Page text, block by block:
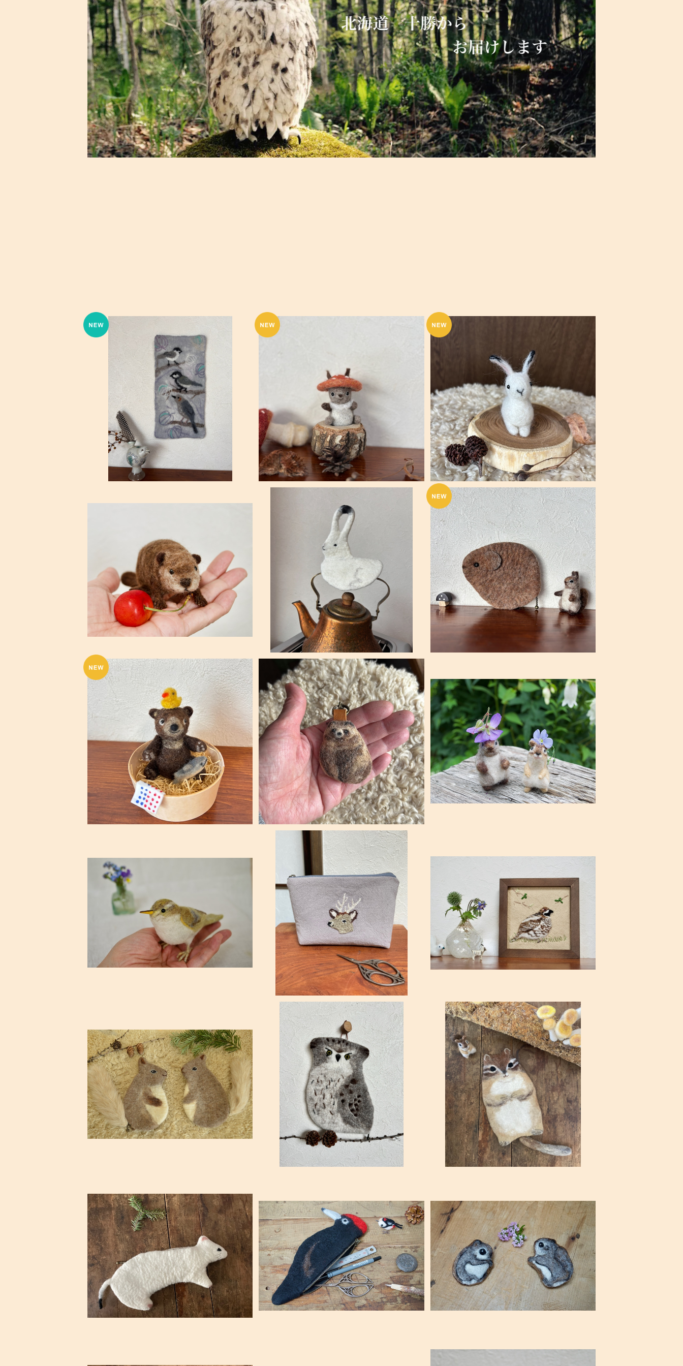
felt de 鳥たちのタペストリー
¥12,800
エゾリスさん、キノコかぶっちゃったよ！
¥8,800
羊毛フェルト・ちょこんとエゾユキウサギ
¥3,300
羊毛フェルト・ビーバーの赤ちゃん♪
¥14,300
Kさま専用カート/エゾユキウサギ の鍋つかみ
（・×・）冬ver.
¥3,300
SOLD OUT
北の森・エゾナキウサギポーチ
¥3,960
SOLD OUT
羊毛フェルト・「ぬくぬく・こぐま湯♨️ 」
¥11,000
SOLD OUT
エゾタヌキのバッグチャーム
¥3,520
SOLD OUT
ポストカード/ニウエオくんとエペシロちゃん
の春〜冬 12枚セット
¥1,200
羊毛フェルトの鳥・センダイムシクイ ♪
¥9,020
ポーチ（もこもこ）”エゾシカ男子！”
¥4,510
SOLD OUT
エゾライチョウのフレーム
¥4,730
SOLD OUT
[受注制作]北の森・エゾリスのポーチ
¥4,180
SOLD OUT
[受注制作」北の森・シマフクロウのオブジェ
de ポーチ！
¥4,510
SOLD OUT
[受注制作]北の森・エゾシマリスのポーチ
¥6,050
SOLD OUT
[受注制作]エゾオコジョ・ペンケース(冬毛&
夏毛）
¥4,730
SOLD OUT
[受注制作]クマゲラ・ペンケース
¥4,730
SOLD OUT
[受注制作]フェルト・エゾモモンガのブローチ
¥1,540
SOLD OUT